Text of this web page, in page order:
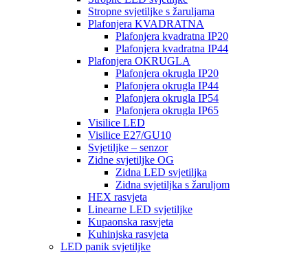
Stropne svjetiljke s žaruljama
Plafonjera KVADRATNA
Plafonjera kvadratna IP20
Plafonjera kvadratna IP44
Plafonjera OKRUGLA
Plafonjera okrugla IP20
Plafonjera okrugla IP44
Plafonjera okrugla IP54
Plafonjera okrugla IP65
Visilice LED
Visilice E27/GU10
Svjetiljke – senzor
Zidne svjetiljke OG
Zidna LED svjetiljka
Zidna svjetiljka s žaruljom
HEX rasvjeta
Linearne LED svjetiljke
Kupaonska rasvjeta
Kuhinjska rasvjeta
LED panik svjetiljke